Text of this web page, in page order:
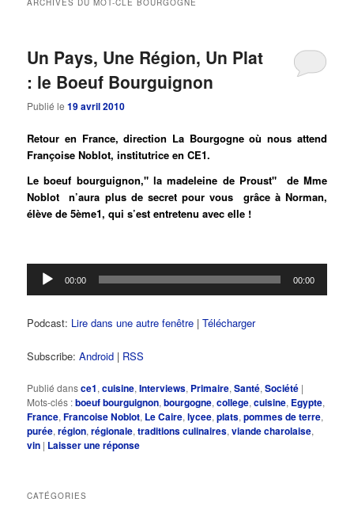
ARCHIVES DU MOT-CLÉBOURGOGNE
Un Pays, Une Région, Un Plat
: le Boeuf Bourguignon
Publié le19 avril 2010
Retour en France, direction La Bourgogne où nous attend
Françoise Noblot, institutrice en CE1.
Le boeuf bourguignon," la madeleine de Proust" de Mme
Noblot n’aura plus de secret pour vous grâce à Norman,
élève de 5ème1, qui s’est entretenu avec elle !
Lecteur
audio
00:00 00:00
Podcast: Lire dans une autre fenêtre |Télécharger
Subscribe:Android | RSS
Publié dansce1,cuisine,Interviews, Primaire,Santé,Société |
Mots-clés :boeuf bourguignon,bourgogne,college,cuisine, Egypte,
France,Francoise Noblot, Le Caire,lycee,plats,pommes de terre,
purée,région,régionale,traditions culinaires,viande charolaise,
vin | Laisser une réponse
CATÉGORIES